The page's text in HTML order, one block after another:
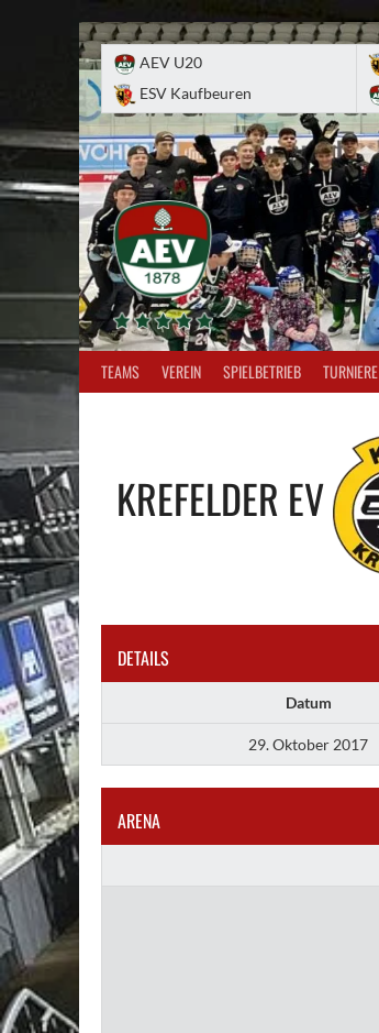
AEV U20
ESV Kaufbeuren
TEAMS VEREIN SPIELBETRIEB TURNIERE
KREFELDER EV
DETAILS
Datum
29. Oktober 2017
ARENA